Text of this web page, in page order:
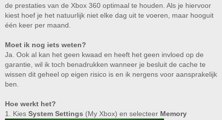
de prestaties van de Xbox 360 optimaal te houden. Als je hiervoor
kiest hoef je het natuurlijk niet elke dag uit te voeren, maar hooguit
één keer per maand.
Moet ik nog iets weten?
Ja. Ook al kan het geen kwaad en heeft het geen invloed op de
garantie, wil ik toch benadrukken wanneer je besluit de cache te
wissen dit geheel op eigen risico is en ik nergens voor aansprakelijk
ben.
Hoe werkt het?
1. Kies System Settings (My Xbox) en selecteer Memory